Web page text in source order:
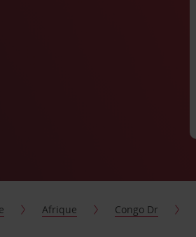
Afrique Congo Dr